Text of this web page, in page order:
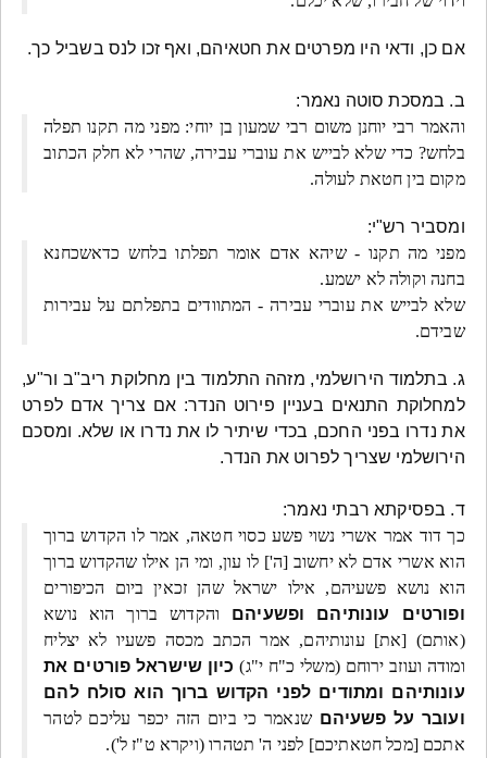
אם כן, ודאי היו מפרטים את חטאיהם, ואף זכו לנס בשביל כך.
ב. במסכת סוטה נאמר:
והאמר רבי יוחנן משום רבי שמעון בן יוחי: מפני מה תקנו תפלה
בלחש? כדי שלא לבייש את עוברי עבירה, שהרי לא חלק הכתוב
מקום בין חטאת לעולה.
ומסביר רש"י:
מפני מה תקנו - שיהא אדם אומר תפלתו בלחש כדאשכחנא
בחנה וקולה לא ישמע.
שלא לבייש את עוברי עבירה - המתוודים בתפלתם על עבירות
שבידם.
ג. בתלמוד הירושלמי, מזהה התלמוד בין מחלוקת ריב"ב ור"ע,
למחלוקת התנאים בעניין פירוט הנדר: אם צריך אדם לפרט
את נדרו בפני החכם, בכדי שיתיר לו את נדרו או שלא. ומסכם
הירושלמי שצריך לפרוט את הנדר.
ד. בפסיקתא רבתי נאמר:
כך דוד אמר אשרי נשוי פשע כסוי חטאה, אמר לו הקדוש ברוך
הוא אשרי אדם לא יחשוב [ה'] לו עון, ומי הן אילו שהקדוש ברוך
הוא נושא פשעיהם, אילו ישראל שהן זכאין ביום הכיפורים
ופורטים עונותיהם ופשעיהם והקדוש ברוך הוא נושא
(אותם) [את] עונותיהם, אמר הכתב מכסה פשעיו לא יצליח
ומודה ועוזב ירוחם (משלי כ"ח י"ג) כיון שישראל פורטים את
עונותיהם ומתודים לפני הקדוש ברוך הוא סולח להם
ועובר על פשעיהם שנאמר כי ביום הזה יכפר עליכם לטהר
אתכם [מכל חטאתיכם] לפני ה' תטהרו (ויקרא ט"ז ל').